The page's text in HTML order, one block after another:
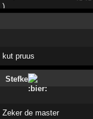
kut pruus
Stefke
Zeker de master